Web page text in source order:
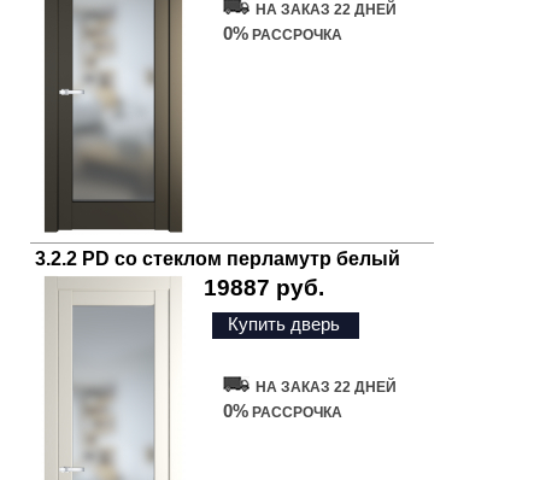
НА ЗАКАЗ 22 ДНЕЙ
0% РАССРОЧКА
3.2.2 PD со стеклом перламутр белый
19887 руб.
Купить дверь
НА ЗАКАЗ 22 ДНЕЙ
0% РАССРОЧКА